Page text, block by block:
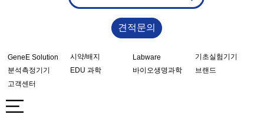
견적문의
GeneE Solution 시약/배지 Labware
기초실험기기
분석측정기기
EDU 과학 바이오생명과학
브랜드
고객센터